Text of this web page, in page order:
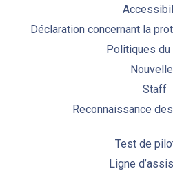
Déclaration concernant la
Politiques du
Staff
Reconnaissance
Test de
Ligne